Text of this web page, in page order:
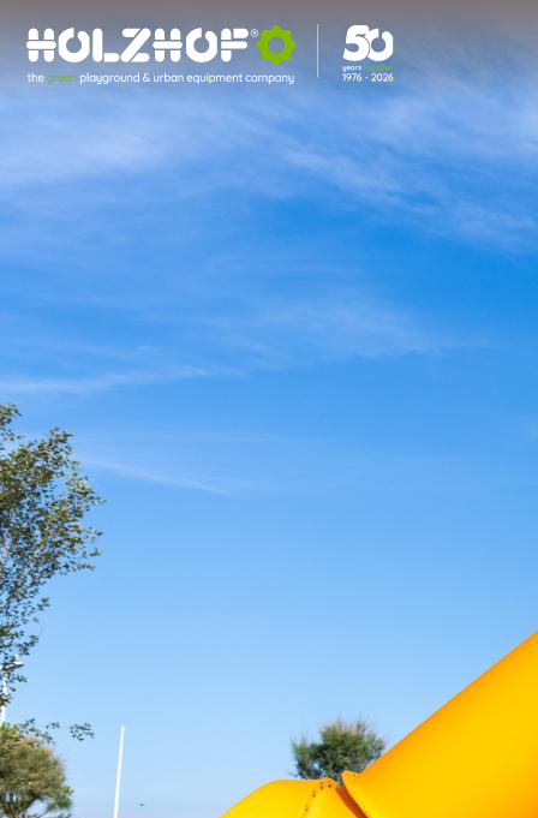
HOLZHOF VI DA IL
BENVENUTO
Giochi per parchi e arredi outdoor
sostenibilità
GIOCHI PERPARCHI
Realizziamo parchi gioco su misura e inclusivi, certificati UNI EN
1176. Dagli scivoli alle strutture ludiche personalizzate, garantiamo
massima sicurezza e protezione per stimolare la crescita dei bambini
con attrezzature outdoor Made in Italy.